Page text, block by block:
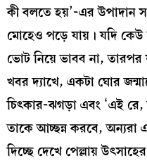
কী বলতে হয়’-এর উপাদান
মোহেও পড়ে যায়। যদি কেউ
ভোট নিয়ে ভাবব না,
খবর দ্যাখে, একটা ঘোর
চিৎকার-ঝগড়া এবং ‘এই রে,
তাকে আচ্ছন্ন করবে,
দিচ্ছে দেখে পেল্লায়